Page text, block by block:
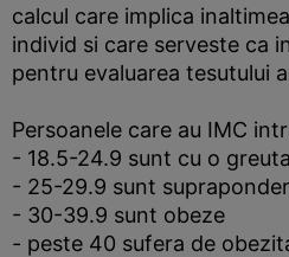
calcul care implica
individ si care serveste ca
pentru evaluarea tesutului
Persoanele care au IMC
- 18.5-24.9 sunt cu o
- 25-29.9 sunt
- 30-39.9 sunt obeze
- peste 40 sufera de